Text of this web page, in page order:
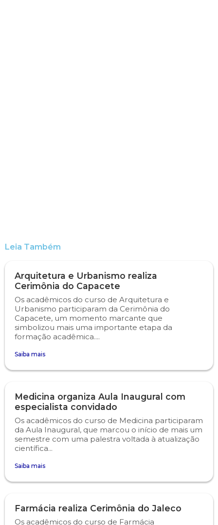
Leia Também
Arquitetura e Urbanismo realiza
Cerimônia do Capacete
Os acadêmicos do curso de Arquitetura e
Urbanismo participaram da Cerimônia do
Capacete, um momento marcante que
simbolizou mais uma importante etapa da
formação acadêmica....
Saiba mais
Medicina organiza Aula Inaugural com
especialista convidado
Os acadêmicos do curso de Medicina participaram
da Aula Inaugural, que marcou o início de mais um
semestre com uma palestra voltada à atualização
científica...
Saiba mais
Farmácia realiza Cerimônia do Jaleco
Os acadêmicos do curso de Farmácia